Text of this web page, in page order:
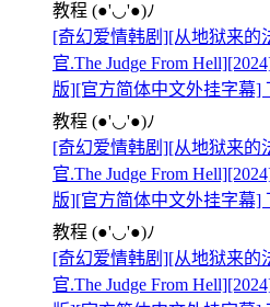
教程 (●'◡'●)ﾉ
[奇幻爱情韩剧][从地狱来的
官.The Judge From
版][官方简体中文外挂字幕]
教程 (●'◡'●)ﾉ
[奇幻爱情韩剧][从地狱来的
官.The Judge From
版][官方简体中文外挂字幕]
教程 (●'◡'●)ﾉ
[奇幻爱情韩剧][从地狱来的
官.The Judge From